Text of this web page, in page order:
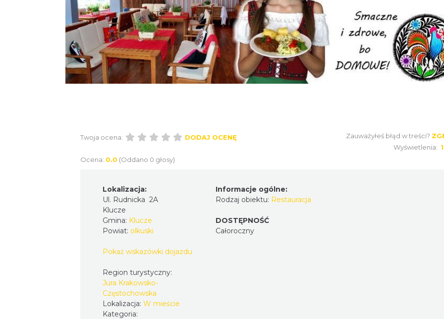
Twoja ocena: DODAJ OCENĘ
Ocena: 0.0 (Oddano 0 głosy)
Zauważyłeś błąd w treści?
Wyświetlenia:
Lokalizacja:
Ul. Rudnicka 2A
Klucze
Gmina: Klucze
Powiat: olkuski
Pokaż wskazówki dojazdu
Region turystyczny:
Jura Krakowsko-
Częstochowska
Lokalizacja: W mieście
Kategoria:
Informacje ogólne:
Rodzaj obiektu: Restauracja
DOSTĘPNOŚĆ
Całoroczny